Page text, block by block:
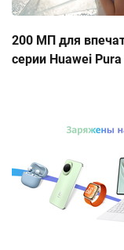
200 МП для
серии Huawei